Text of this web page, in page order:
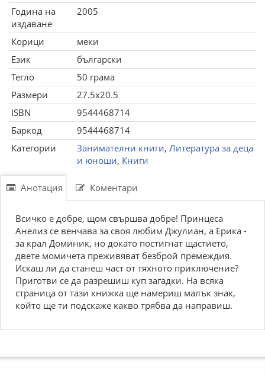
Година на
издаване
2005
Корици
меки
Език
български
Тегло
50 грама
Размери
27.5x20.5
ISBN
9544468714
Баркод
9544468714
Категории
Занимателни книги, Литература за деца
и юноши, Книги
Анотация Коментари
Всичко е добре, щом свършва добре! Принцеса
Анелиз се венчава за своя любим Джулиан, а Ерика -
за крал Доминик, но докато постигнат щастието,
двете момичета преживяват безброй премеждия.
Искаш ли да станеш част от тяхното приключение?
Приготви се да разрешиш куп загадки. На всяка
страница от тази книжка ще намериш малък знак,
който ще ти подскаже какво трябва да направиш.